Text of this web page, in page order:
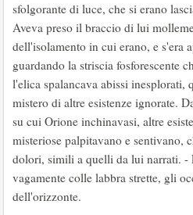
sfolgorante di luce, che si erano
Aveva preso il braccio di lui
dell'isolamento in cui erano, e s'era
guardando la striscia fosforescente
l'elica spalancava abissi inesplorati,
mistero di altre esistenze ignorate.
su cui Orione inchinavasi, altre
misteriose palpitavano e sentivano,
dolori, simili a quelli da lui narrati. -
vagamente colle labbra strette, gli
dell'orizzonte.